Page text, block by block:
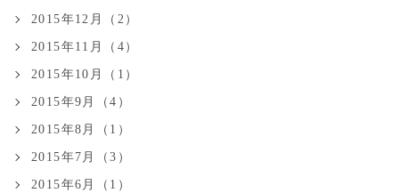
2015年12月（2）
2015年11月（4）
2015年10月（1）
2015年9月（4）
2015年8月（1）
2015年7月（3）
2015年6月（1）